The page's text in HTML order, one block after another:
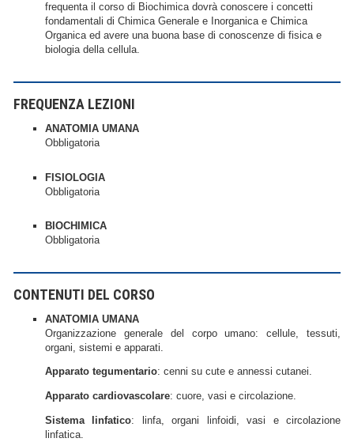
frequenta il corso di Biochimica dovrà conoscere i concetti
fondamentali di Chimica Generale e Inorganica e Chimica
Organica ed avere una buona base di conoscenze di fisica e
biologia della cellula.
FREQUENZA LEZIONI
ANATOMIA UMANA
Obbligatoria
FISIOLOGIA
Obbligatoria
BIOCHIMICA
Obbligatoria
CONTENUTI DEL CORSO
ANATOMIA UMANA
Organizzazione generale del corpo umano: cellule, tessuti,
organi, sistemi e apparati.
Apparato tegumentario: cenni su cute e annessi cutanei.
Apparato cardiovascolare: cuore, vasi e circolazione.
Sistema linfatico: linfa, organi linfoidi, vasi e circolazione
linfatica.